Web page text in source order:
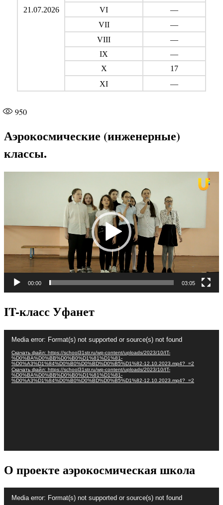
21.07.2026
VI
—
VII
—
VIII
—
IX
—
X
17
XI
—
950
Аэрокосмические (инженерные)
классы.
00:00 03:05
IT-класс Уфанет
Видеоплеер
Media error: Format(s) not supported or source(s) not found
Скачать файл: https://school31str.ru/wp-content/uploads/2023/10/IT-
%D0%BA%D0%BB%D0%B0%D1%81%D1%81-
%D0%A3%D1%84%D0%B0%D0%BD%D0%B5%D1%82-12.10.2023.mp4?_=2
Скачать файл: https://school31str.ru/wp-content/uploads/2023/10/IT-
%D0%BA%D0%BB%D0%B0%D1%81%D1%81-
%D0%A3%D1%84%D0%B0%D0%BD%D0%B5%D1%82-12.10.2023.mp4?_=2
О проекте аэрокосмическая школа
Видеоплеер
Media error: Format(s) not supported or source(s) not found